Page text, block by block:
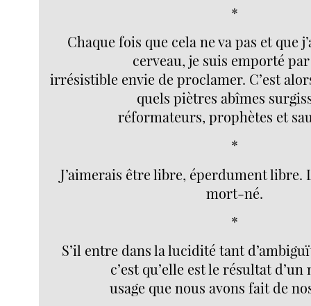
*
Chaque fois que cela ne va pas et que
cerveau, je suis emporté
irrésistible envie de proclamer. C’est
quels piètres abîmes
réformateurs, prophètes et
*
J’aimerais être libre, éperdument libre.
mort-né.
*
S’il entre dans la lucidité tant
c’est qu’elle est le résultat d’un
usage que nous avons fait de